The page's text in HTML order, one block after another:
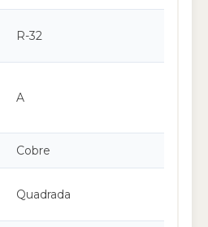
R-32
A
Cobre
Quadrada